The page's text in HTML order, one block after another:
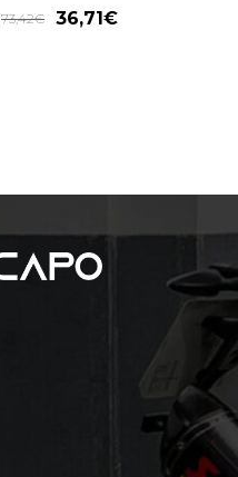
73,42€ 36,71€